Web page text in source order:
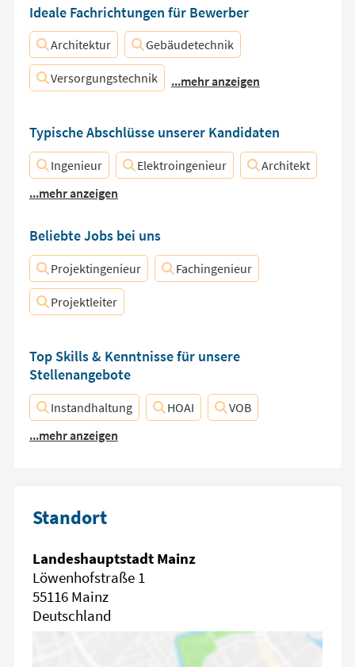
Ideale Fachrichtungen für Bewerber
Architektur Gebäudetechnik
Versorgungstechnik ...mehr anzeigen
Typische Abschlüsse unserer Kandidaten
Ingenieur Elektroingenieur
Architekt
...mehr anzeigen
Beliebte Jobs bei uns
Projektingenieur Fachingenieur
Projektleiter
Top Skills & Kenntnisse für unsere
Stellenangebote
Instandhaltung HOAI
VOB
...mehr anzeigen
Standort
Landeshauptstadt Mainz
Löwenhofstraße 1
55116 Mainz
Deutschland